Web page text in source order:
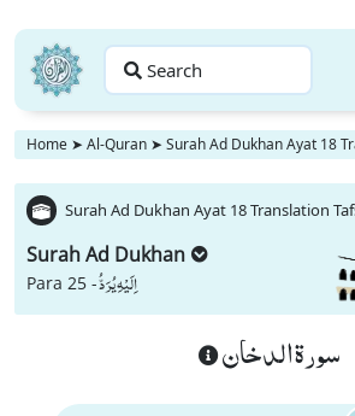
Search
Home ➤ Al-Quran ➤ Surah Ad Dukhan Ayat 18
Surah Ad Dukhan Ayat 18 Translation
Surah Ad Dukhan
Para 25 -اِلَیْهِ یُرَدُّ
سورة الدخان